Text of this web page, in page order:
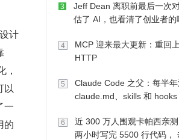
计
，
以
一
的
3
Jeff Dean 离职前最后一次
估了 AI，也看清了创业者的
4
MCP 迎来最大更新：重回
HTTP
5
Claude Code 之父：每半
claude.md、skills 和 hooks
6
近 300 万人围观卡帕西亲测
两小时写完 5500 行代码，